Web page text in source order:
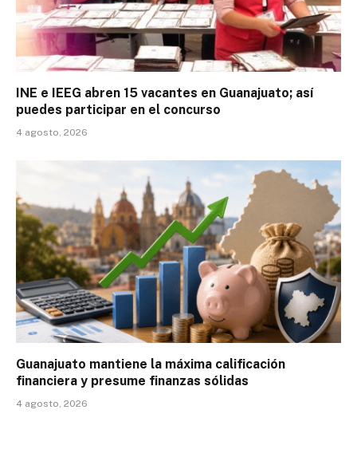
INE e IEEG abren 15 vacantes en Guanajuato; así
puedes participar en el concurso
4 agosto, 2026
Guanajuato mantiene la máxima calificación
financiera y presume finanzas sólidas
4 agosto, 2026